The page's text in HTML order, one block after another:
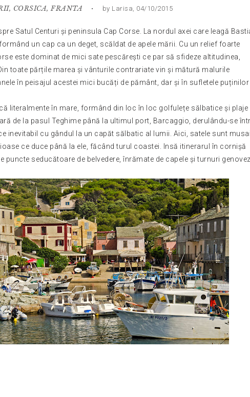
, CORSICA,FRANTA • by Larisa, 04/10/2015
Satul Centuri și peninsula Cap Corse. La nordul axei care leagă
un cap ca un deget, scăldat de apele mării. Cu un relief foarte
este dominat de mici sate pescărești ce par să sfideze altitudinea,
toate părțile marea și vânturile contrariate vin și mătură malurile
în peisajul acestei mici bucăți de pământ, dar și în sufletele puținilor
literalmente în mare, formând din loc în loc golfulețe sălbatice și plaje
de la pasul Teghime până la ultimul port, Barcaggio, derulându-se
inevitabil cu gândul la un capăt sălbatic al lumii. Aici, satele sunt musai
ce duce până la ele, făcând turul coastei. Insă itinerarul în cornișă
puncte seducătoare de belvedere,înrămate de capele și turnuri